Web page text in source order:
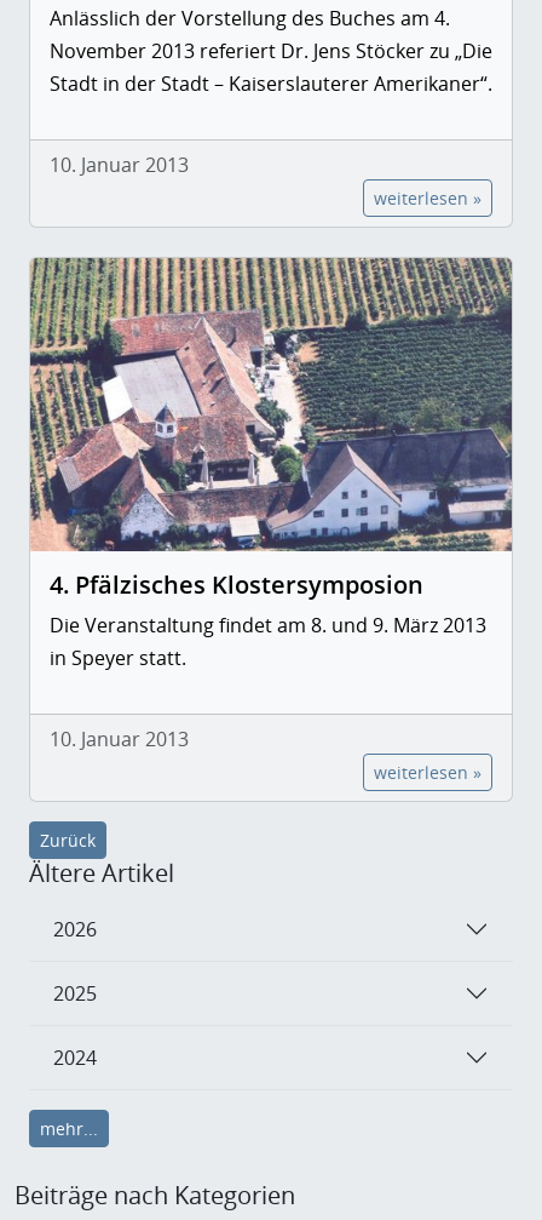
Anlässlich der Vorstellung des Buches am 4.
November 2013 referiert Dr. Jens Stöcker zu „Die
Stadt in der Stadt – Kaiserslauterer Amerikaner“.
10. Januar 2013
weiterlesen »
4. Pfälzisches Klostersymposion
Die Veranstaltung findet am 8. und 9. März 2013
in Speyer statt.
10. Januar 2013
weiterlesen »
Zurück
Ältere Artikel
2026
2025
2024
mehr...
Beiträge nach Kategorien